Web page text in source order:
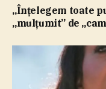
„Înţelegem toate
„mulţumit” de